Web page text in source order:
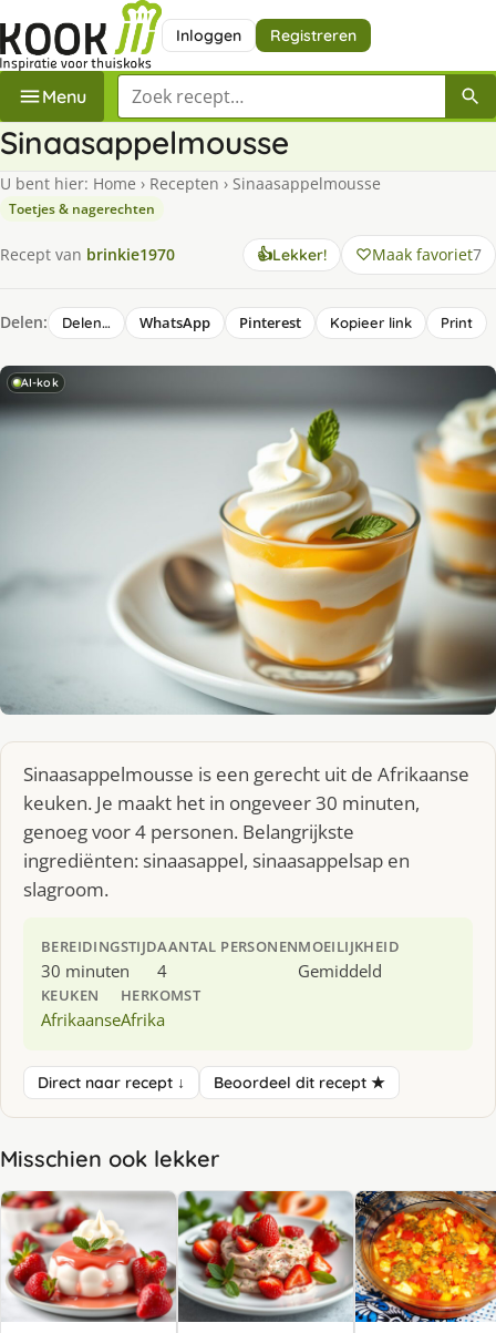
Inloggen Registreren
Menu Zoek een recept
Sinaasappelmousse
U bent hier: Home › Recepten › Sinaasappelmousse
Toetjes & nagerechten
Recept van brinkie1970 👍Lekker! Maak favoriet7
Delen: Delen… WhatsApp Pinterest Kopieer link Print
AI-kok
Sinaasappelmousse is een gerecht uit de Afrikaanse
keuken. Je maakt het in ongeveer 30 minuten,
genoeg voor 4 personen. Belangrijkste
ingrediënten: sinaasappel, sinaasappelsap en
slagroom.
BEREIDINGSTIJD
30 minuten
AANTAL PERSONEN
4
MOEILIJKHEID
Gemiddeld
KEUKEN
Afrikaanse
HERKOMST
Afrika
Direct naar recept ↓ Beoordeel dit recept ★
Misschien ook lekker